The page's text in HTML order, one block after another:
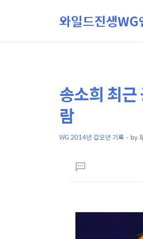
와일드진생
상
세
컨
텐
본
문
제
목
송소희 최
람
WG 2014년 갑오년 기록 by
댓
글